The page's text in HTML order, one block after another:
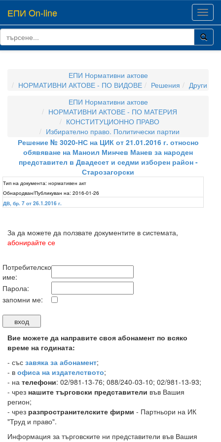
ЕПИ On-line
ЕПИ Нормативни актове
НОРМАТИВНИ АКТОВЕ - ПО ВИДОВЕ
Решения
Други
ЕПИ Нормативни актове
НОРМАТИВНИ АКТОВЕ - ПО МАТЕРИЯ
КОНСТИТУЦИОННО ПРАВО
Избирателно право. Политически партии
Решение № 3020-НС на ЦИК от 21.01.2016 г. относно
обявяване на Маноил Минчев Манев за народен
представител в Двадесет и седми изборен район -
Старозагорски
Тип на документа: нормативен акт
Обнародван/Публикуван на: 2016-01-26
ДВ, бр. 7 от 26.1.2016 г.
За да можете да ползвате документите в системата,
абонирайте се
Потребителско
име:
Парола:
запомни ме:
Вие можете да направите своя абонамент по всяко
време на годината:
- със завяка за абонамент;
- в офиса на издателството;
- на телефони: 02/981-13-76; 088/240-03-10; 02/981-13-93;
- чрез нашите търговски представители във Вашия
регион;
- чрез разпространителските фирми - Партньори на ИК
"Труд и право".
Информация за търговските ни представители във Вашия